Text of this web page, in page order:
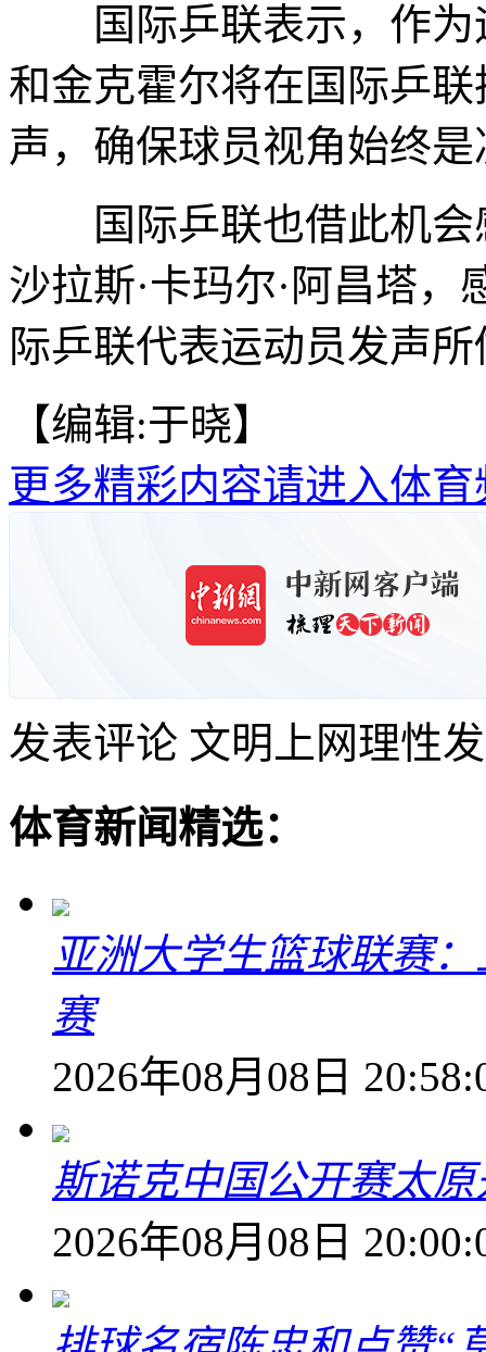
国际乒联表示，作为
和金克霍尔将在国际乒
声，确保球员视角始终
国际乒联也借此机会
沙拉斯·卡玛尔·阿昌塔
际乒联代表运动员发声
【编辑:于晓】
更多精彩内容请进入体育
发表评论 文明上网理性
体育新闻精选：
亚洲大学生篮球联赛
赛
2026年08月08日
斯诺克中国公开赛太
2026年08月08日